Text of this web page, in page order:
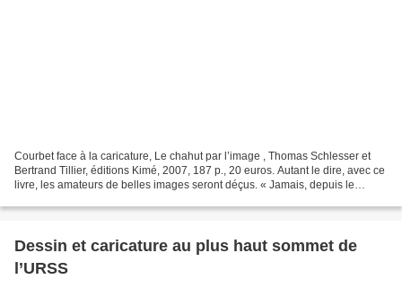
Courbet face à la caricature, Le chahut par l’image , Thomas Schlesser et
Bertrand Tillier, éditions Kimé, 2007, 187 p., 20 euros. Autant le dire, avec ce
livre, les amateurs de belles images seront déçus. « Jamais, depuis le
Dessin et caricature au plus haut sommet de
l’URSS